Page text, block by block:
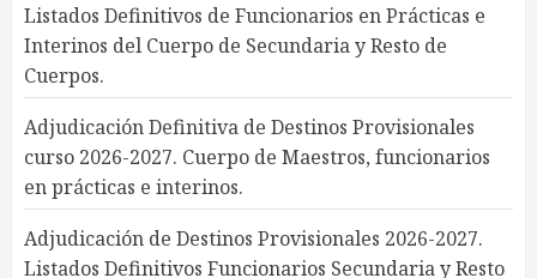
Listados Definitivos de Funcionarios en Prácticas e
Interinos del Cuerpo de Secundaria y Resto de
Cuerpos.
Adjudicación Definitiva de Destinos Provisionales
curso 2026-2027. Cuerpo de Maestros, funcionarios
en prácticas e interinos.
Adjudicación de Destinos Provisionales 2026-2027.
Listados Definitivos Funcionarios Secundaria y Resto